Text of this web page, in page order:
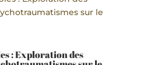
: Exploration des